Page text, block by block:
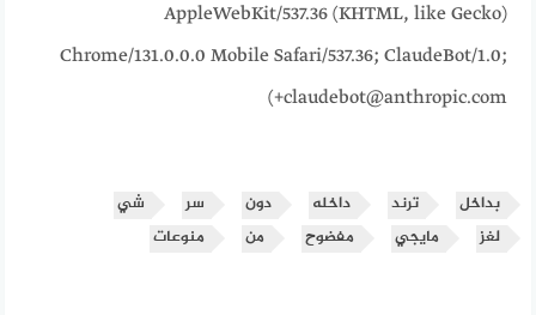
AppleWebKit/537.36 (KHTML, like Gecko)
Chrome/131.0.0.0 Mobile Safari/537.36; ClaudeBot/1.0;
+claudebot@anthropic.com)
بداخل ترند داخله دون سر
شي
لغز
مايجي مفضوح من منوعات